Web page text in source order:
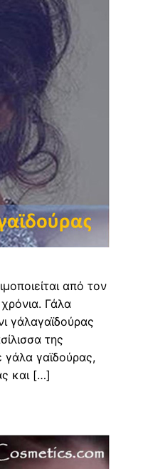
από τον
Γάλα
γάλαγαϊδούρας
της
γάλα γαϊδούρας,
και […]